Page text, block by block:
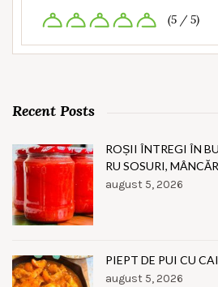
(5 / 5)
Recent Posts
ROȘII ÎNTREGI ÎN
RU SOSURI,
august 5, 2026
PIEPT DE PUI CU
august 5, 2026